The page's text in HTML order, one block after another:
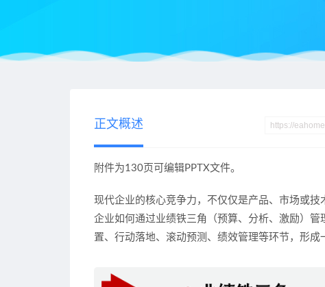
当前位置： >企业从战略到激励：业绩铁三角管
正文概述
附件为130页可编辑PPTX文件。
现代企业的核心竞争力，不仅仅是产品、市场或技
企业如何通过业绩铁三角 （预算、分析、激励）管
置、行动落地、滚动预测、绩效管理等环节，形成